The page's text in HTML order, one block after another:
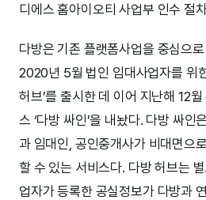
디에스 홈아이오티 사업부 인수 절
다방은 기존 플랫폼사업을 중심으
2020년 5월 법인 임대사업자를 위
허브’를 출시한 데 이어 지난해 12
스 ‘다방 싸인’을 내놨다. 다방 싸인
과 임대인, 공인중개사가 비대면으
할 수 있는 서비스다. 다방 허브는
업자가 등록한 공실정보가 다방과